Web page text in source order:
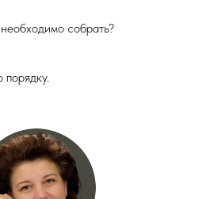
собрать?
порядку.